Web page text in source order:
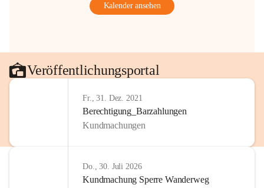
Kalender ansehen
Veröffentlichungsportal
Fr., 31. Dez. 2021
Berechtigung_Barzahlungen
Kundmachungen
Do., 30. Juli 2026
Kundmachung Sperre Wanderweg